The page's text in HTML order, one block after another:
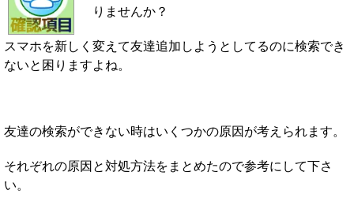
りませんか？
スマホを新しく変えて友達追加しようとしてるのに検索でき
ないと困りますよね。
友達の検索ができない時はいくつかの原因が考えられます。
それぞれの原因と対処方法をまとめたので参考にして下さ
い。